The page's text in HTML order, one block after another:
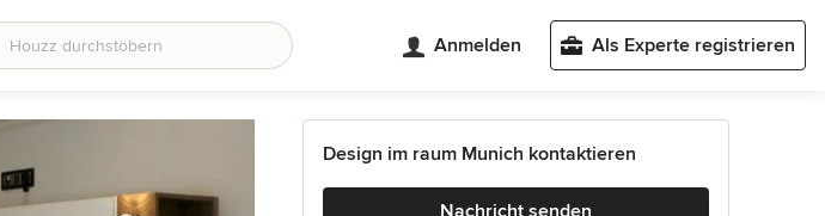
Anmelden Als Experte registrieren
Design im raum Munich kontaktieren
Nachricht senden